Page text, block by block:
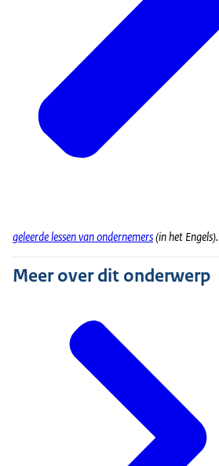
geleerde lessen van ondernemers(in het Engels).
Meer over dit onderwerp